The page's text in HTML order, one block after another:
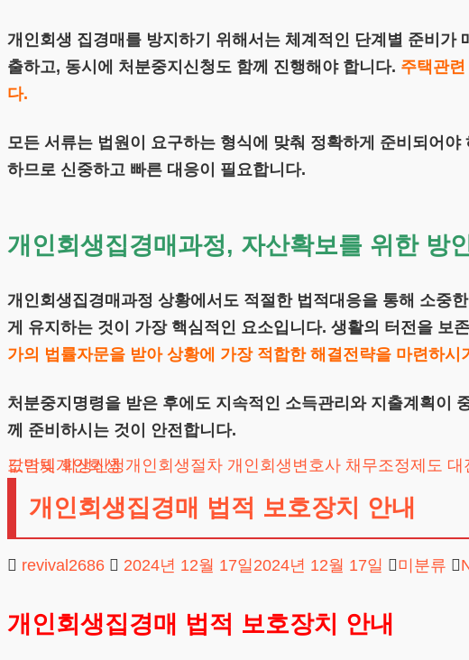
개인회생 집경매를 방지하기 위해서는 체계적인 단계별 준비가
출하고, 동시에 처분중지신청도 함께 진행해야 합니다. 주택관
다.
모든 서류는 법원이 요구하는 형식에 맞춰 정확하게 준비되어
하므로 신중하고 빠른 대응이 필요합니다.
개인회생집경매과정, 자산확보를 위한 방
개인회생집경매과정 상황에서도 적절한 법적대응을 통해 소중
게 유지하는 것이 가장 핵심적인 요소입니다. 생활의 터전을 보
가의 법률자문을 받아 상황에 가장 적합한 해결전략을 마련하시
처분중지명령을 받은 후에도 지속적인 소득관리와 지출계획이
께 준비하시는 것이 안전합니다.
도박빚개인회생 개인회생절차 개인회생변호사 채무조정제도 대
카드값연체 회생신청
개인회생집경매 법적 보호장치 안내
revival2686 2024년 12월 17일 2024년 12월 17일 미분류
개인회생집경매 법적 보호장치 안내